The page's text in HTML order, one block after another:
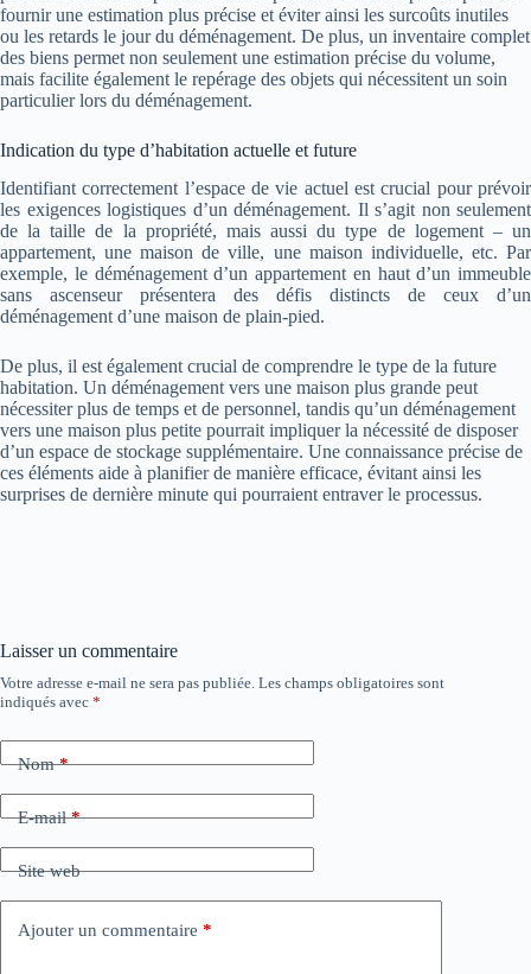
fournir une estimation plus précise et éviter ainsi les surcoûts inutiles
ou les retards le jour du déménagement. De plus, un inventaire complet
des biens permet non seulement une estimation précise du volume,
mais facilite également le repérage des objets qui nécessitent un soin
particulier lors du déménagement.
Indication du type d’habitation actuelle et future
Identifiant correctement l’espace de vie actuel est crucial pour prévoir
les exigences logistiques d’un déménagement. Il s’agit non seulement
de la taille de la propriété, mais aussi du type de logement – un
appartement, une maison de ville, une maison individuelle, etc. Par
exemple, le déménagement d’un appartement en haut d’un immeuble
sans ascenseur présentera des défis distincts de ceux d’un
déménagement d’une maison de plain-pied.
De plus, il est également crucial de comprendre le type de la future
habitation. Un déménagement vers une maison plus grande peut
nécessiter plus de temps et de personnel, tandis qu’un déménagement
vers une maison plus petite pourrait impliquer la nécessité de disposer
d’un espace de stockage supplémentaire. Une connaissance précise de
ces éléments aide à planifier de manière efficace, évitant ainsi les
surprises de dernière minute qui pourraient entraver le processus.
Laisser un commentaire
Votre adresse e-mail ne sera pas publiée. Les champs obligatoires sont
indiqués avec *
Nom*
E-mail*
Site web
Ajouter un commentaire *